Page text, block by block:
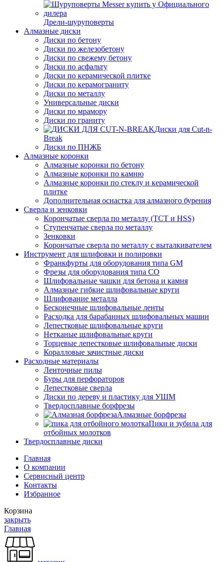
Дрели-шуруповерты
Алмазные диски
Диски по бетону
Диски по железобетону
Диски по свежему бетону
Диски по асфальту
Диски по керамической плитке
Диски по керамограниту
Диски по металлу
Универсальные диски
Диски по мрамору
Диски по граниту
Диски для Cut-n-
Break
Диски по ПНЖБ
Алмазные коронки
Алмазные коронки по бетону
Алмазные коронки по камню
Алмазные коронки по стеклу и керамической
плитке
Дополнительная оснастка для алмазного бурения
Сверла и зенковки
Корончатые сверла по металлу (TCT и HSS)
Ступенчатые сверла по металлу
Зенковки
Корончатые сверла по металлу c выталкивателем
Инструмент для шлифовки и полировки
Франкфурты для оборудования типа GM
Фрезы для оборудования типа СО
Шлифовальные чашки для бетона и камня
Алмазные гибкие шлифовальные круги
Шлифование металла
Бесконечные шлифовальные ленты
Расходка для барабанных шлифовальных машин
Лепестковые шлифовальные круги
Нетканые шлифовальные круги
Торцевые лепестковые шлифовальные диски
Коралловые зачистные диски
Расходные материалы
Ленточные пилы
Буры для перфораторов
Лепестковые сверла
Диски по дереву и пластику для УШМ
Твердосплавные борфрезы
Алмазные борфрезы
Пики и зубила для
отбойных молотков
Твердосплавные диски
Главная
О компании
Сервисный центр
Контакты
Избранное
Корзина
закрыть
Главная